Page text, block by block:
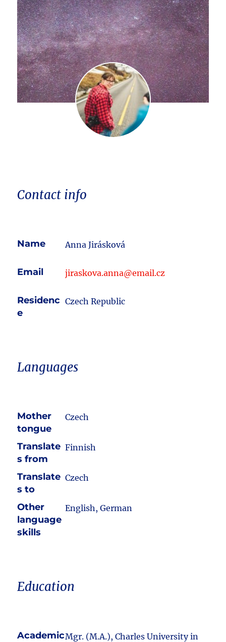
Contact info
Name Anna Jirásková
Email jiraskova.anna@email.cz
Residenc
e
Czech Republic
Languages
Mother
tongue
Czech
Translate
s from
Finnish
Translate
s to
Czech
Other
language
skills
English, German
Education
AcademicMgr. (M.A.), Charles University in